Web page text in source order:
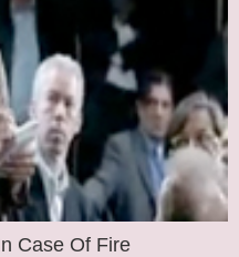
Case Of Fire